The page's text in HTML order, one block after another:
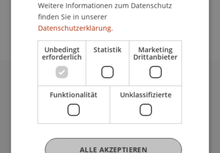
School/Professur:
Institut für Finanzdienstleistungen
Universität Liechtenstein
Fürst-Franz-Josef-Strasse
Liechtenstein
info@uni.li
Weitere Informationen zum Datenschutz
finden Sie in unserer
Datenschutzerklärung.
Unbedingt
erforderlich
Statistik Marketing
Drittanbieter
Funktionalität Unklassifizierte
ALLE AKZEPTIEREN